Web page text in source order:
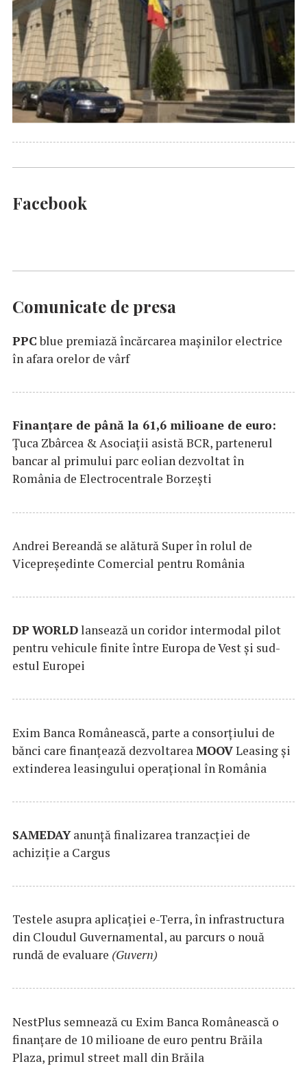
Facebook
Comunicate de presa
PPCblue premiază încărcarea maşinilor electrice
în afara orelor de vârf
Finanțare de până la 61,6 milioane de euro:
Țuca Zbârcea & Asociații asistă BCR, partenerul
bancar al primului parc eolian dezvoltat în
România de Electrocentrale Borzești
Andrei Bereandă se alătură Super în rolul de
Vicepreședinte Comercial pentru România
DP WORLDlansează un coridor intermodal pilot
pentru vehicule finite între Europa de Vest și sud-
estul Europei
Exim Banca Românească, parte a consorțiului de
bănci care finanțează dezvoltarea MOOVLeasing și
extinderea leasingului operațional în România
SAMEDAYanunță finalizarea tranzacției de
achiziție a Cargus
Testele asupra aplicaţiei e-Terra, în infrastructura
din Cloudul Guvernamental, au parcurs o nouă
rundă de evaluare (Guvern)
NestPlus semnează cu Exim Banca Românească o
finanțare de 10 milioane de euro pentru Brăila
Plaza, primul street mall din Brăila